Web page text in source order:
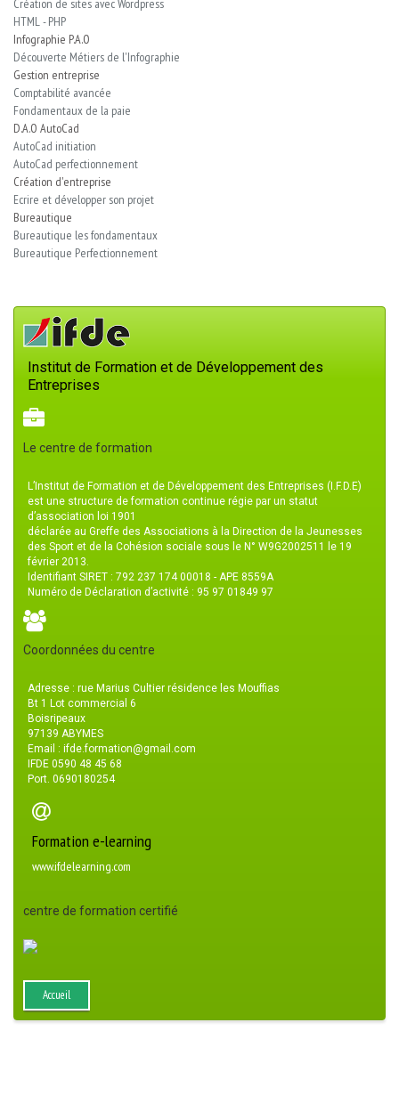
Création de sites avec Wordpress
HTML - PHP
Infographie P.A.O
Découverte Métiers de l'Infographie
Gestion entreprise
Comptabilité avancée
Fondamentaux de la paie
D.A.O AutoCad
AutoCad initiation
AutoCad perfectionnement
Création d'entreprise
Ecrire et développer son projet
Bureautique
Bureautique les fondamentaux
Bureautique Perfectionnement
Institut de Formation et de Développement des
Entreprises
Le centre de formation
L’Institut de Formation et de Développement des Entreprises (I.F.D.E)
est une structure de formation continue régie par un statut
d’association loi 1901
déclarée au Greffe des Associations à la Direction de la Jeunesses
des Sport et de la Cohésion sociale sous le N° W9G2002511 le 19
février 2013.
Identifiant SIRET : 792 237 174 00018 - APE 8559A
Numéro de Déclaration d’activité : 95 97 01849 97
Coordonnées du centre
Adresse : rue Marius Cultier résidence les Mouffias
Bt 1 Lot commercial 6
Boisripeaux
97139 ABYMES
Email : ifde.formation@gmail.com
IFDE 0590 48 45 68
Port. 0690180254
Formation e-learning
www.ifdelearning.com
centre de formation certifié
Accueil